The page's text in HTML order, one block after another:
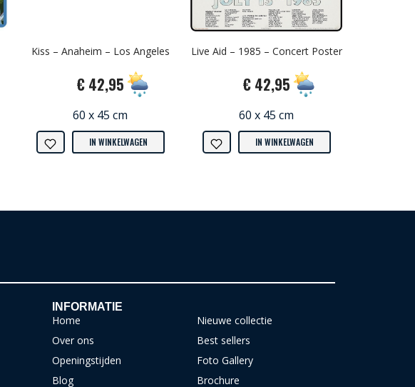
Kiss – Anaheim – Los Angeles
€ 42,95
60 x 45 cm
IN WINKELWAGEN
Live Aid – 1985 – Concert Poster
€ 42,95
60 x 45 cm
IN WINKELWAGEN
INFORMATIE
Home
Over ons
Openingstijden
Blog
Nieuwe collectie
Best sellers
Foto Gallery
Brochure